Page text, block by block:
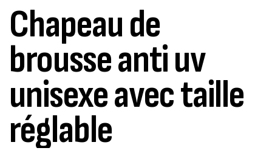
Chapeau de
brousse anti uv
unisexe avec taille
réglable